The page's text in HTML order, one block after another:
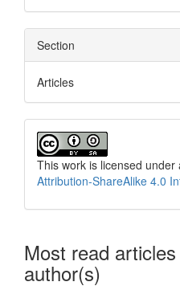
Section
Articles
This work is licensed under
Attribution-ShareAlike 4.0
Most read
author(s)